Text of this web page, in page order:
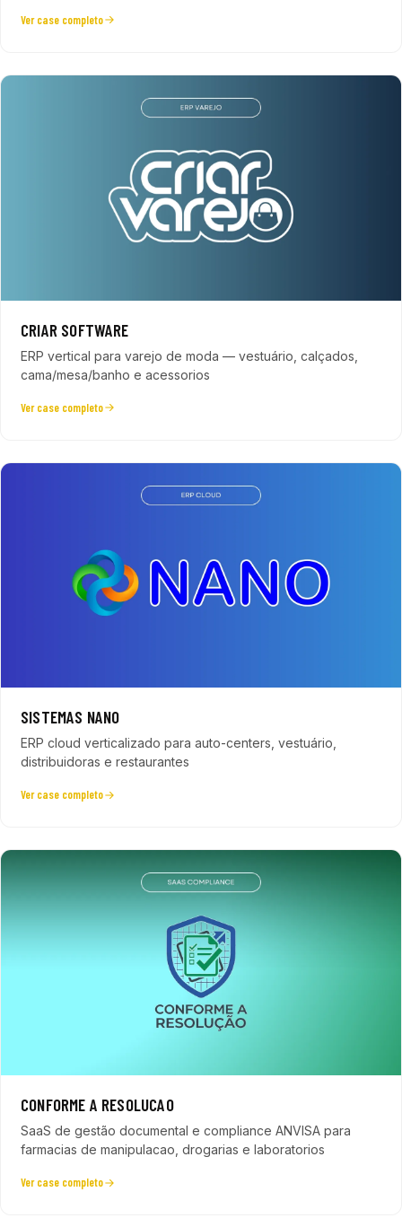
Ver case completo
CRIAR SOFTWARE
ERP vertical para varejo de moda — vestuário, calçados,
cama/mesa/banho e acessorios
Ver case completo
SISTEMAS NANO
ERP cloud verticalizado para auto-centers, vestuário,
distribuidoras e restaurantes
Ver case completo
CONFORME A RESOLUCAO
SaaS de gestão documental e compliance ANVISA para
farmacias de manipulacao, drogarias e laboratorios
Ver case completo